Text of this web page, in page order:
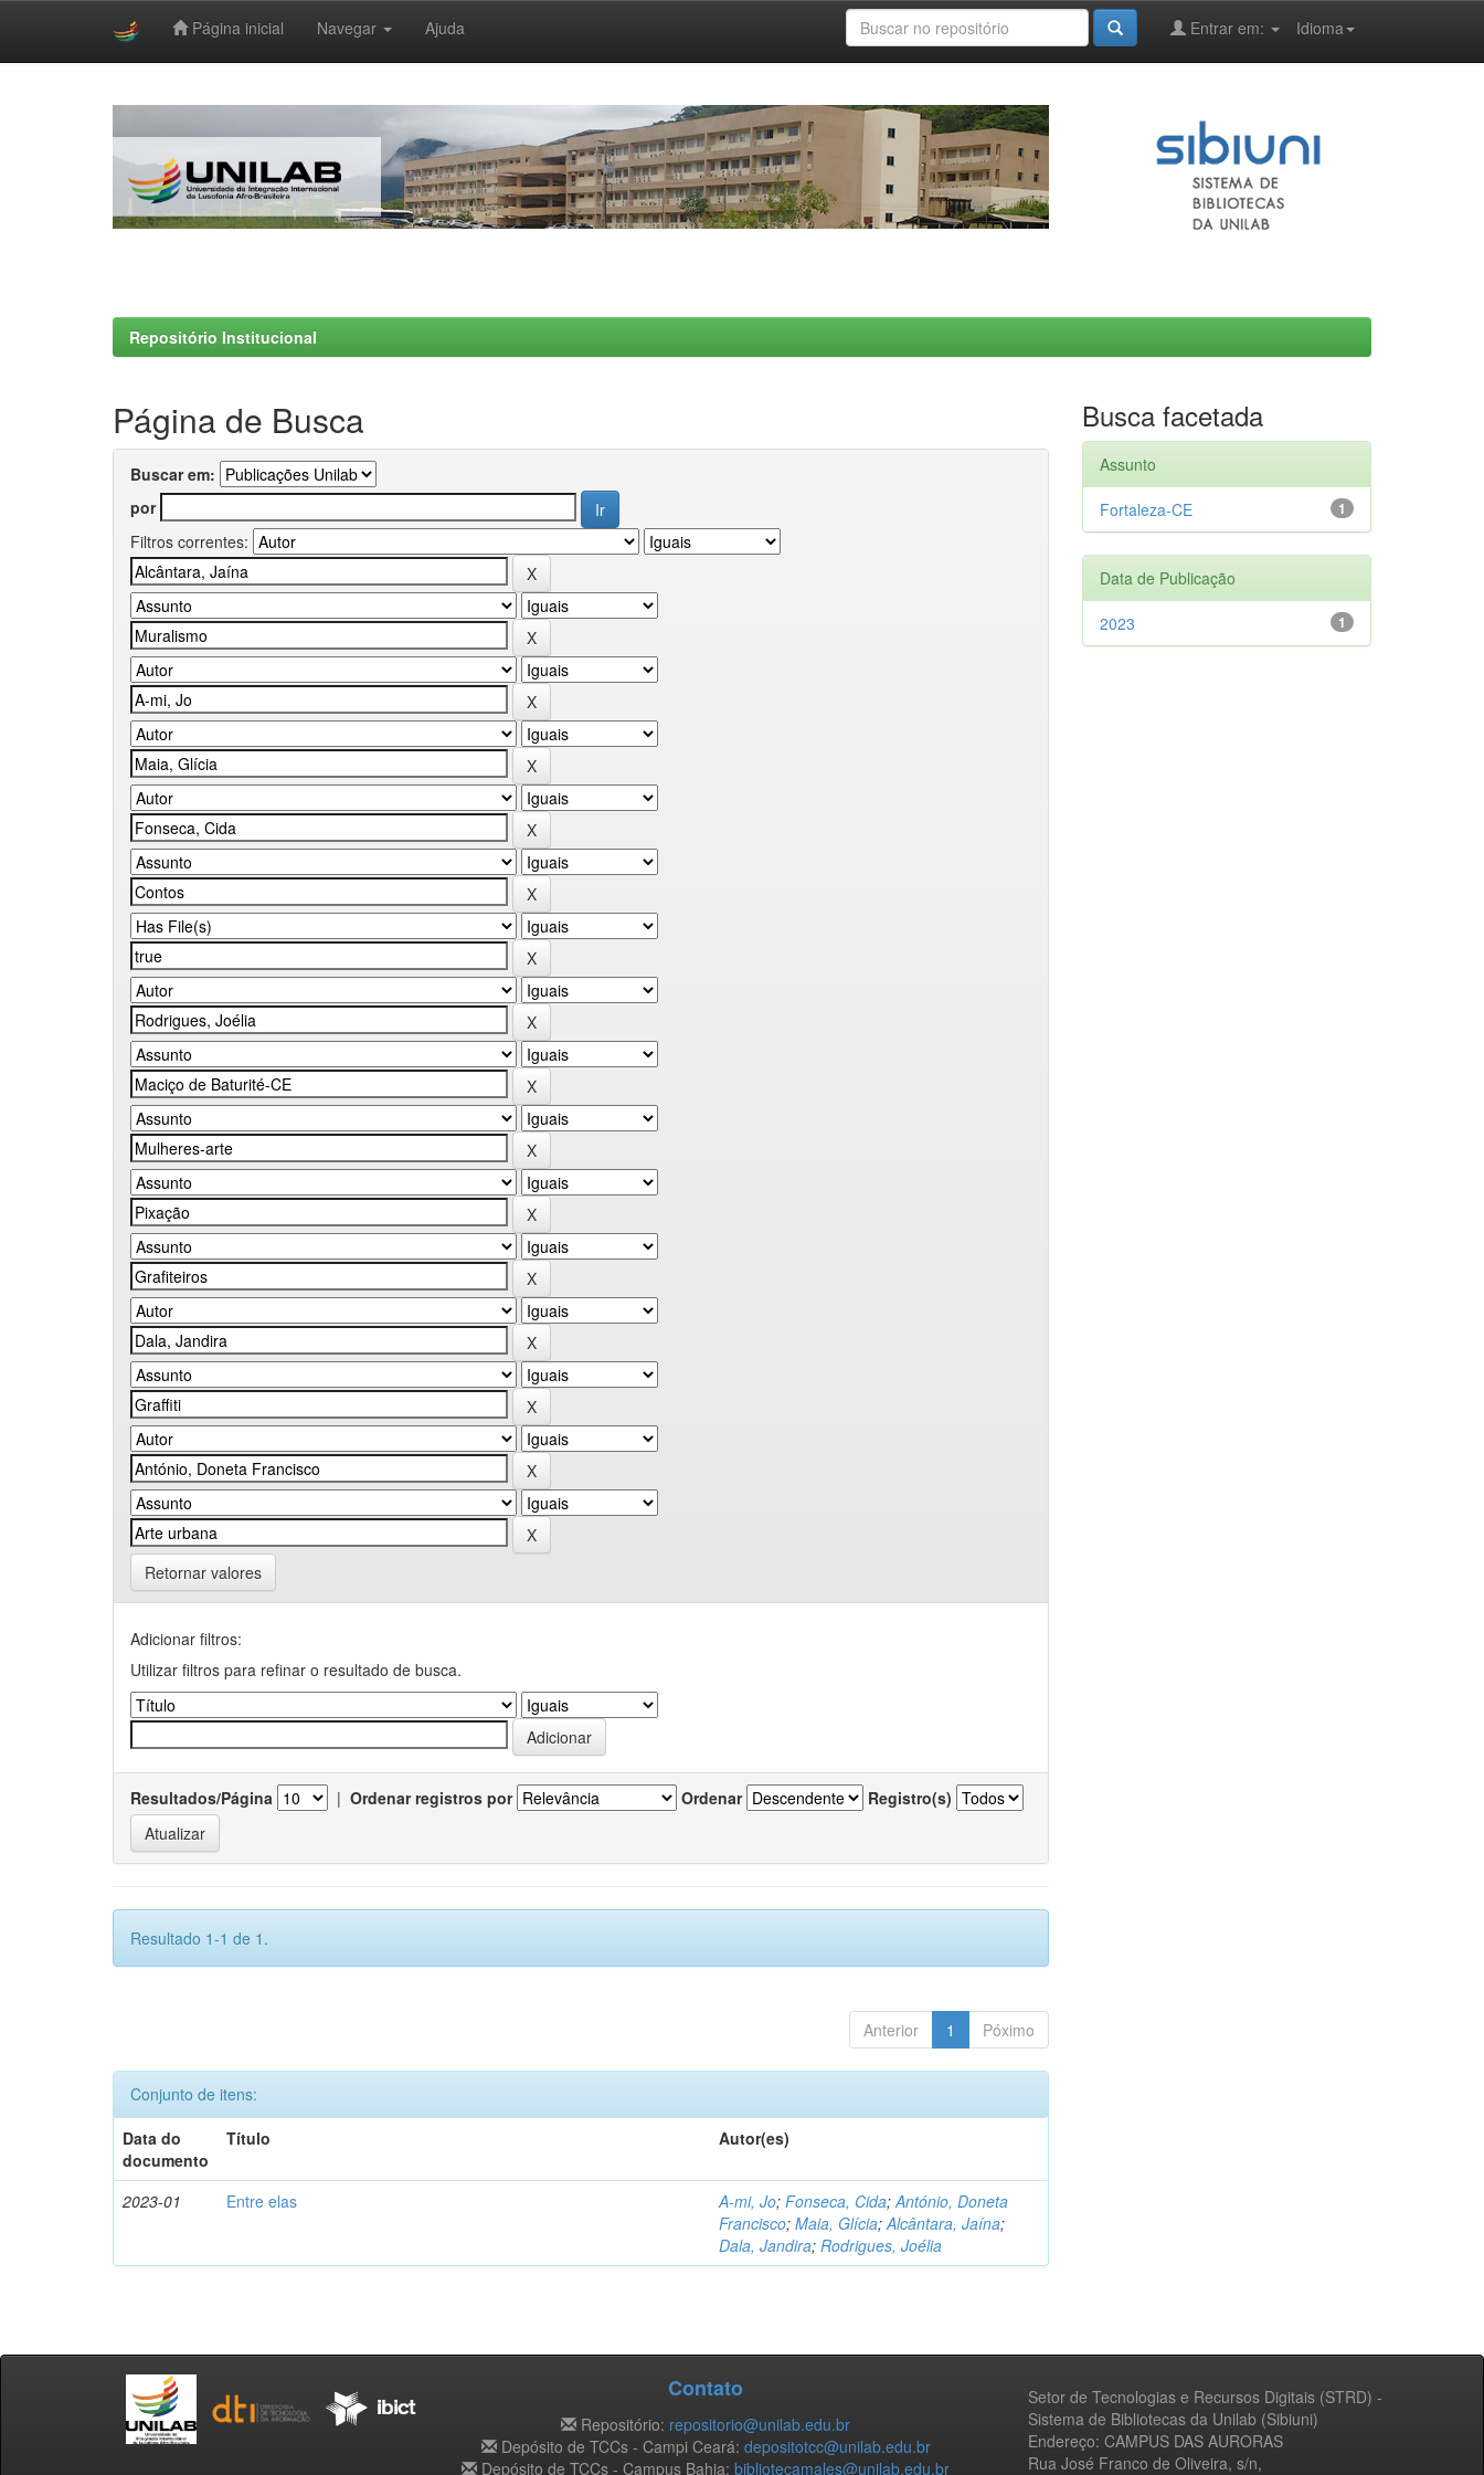
Página inicial Navegar Ajuda Idioma
Entrar em:
Repositório Institucional
Página de Busca
Buscar em:
por
Filtros correntes:
Retornar valores
Adicionar filtros:
Utilizar filtros para refinar o resultado de busca.
Resultados/Página | Ordenar registros por Ordenar Registro(s)
Resultado 1-1 de 1.
Anterior 1 Póximo
Conjunto de itens:
Data do
documento
Título Autor(es)
2023-01 Entre elas A-mi, Jo;Fonseca, Cida;António, Doneta
Francisco;Maia, Glícia;Alcântara, Jaína;
Dala, Jandira;Rodrigues, Joélia
Busca facetada
Assunto
1
Fortaleza-CE
Data de Publicação
1
2023
Setor de Tecnologias e Recursos Digitais (STRD) -
Sistema de Bibliotecas da Unilab (Sibiuni)
Endereço: CAMPUS DAS AURORAS
Rua José Franco de Oliveira, s/n,
Contato
Repositório: repositorio@unilab.edu.br
Depósito de TCCs - Campi Ceará: depositotcc@unilab.edu.br
Depósito de TCCs - Campus Bahia: bibliotecamales@unilab.edu.br